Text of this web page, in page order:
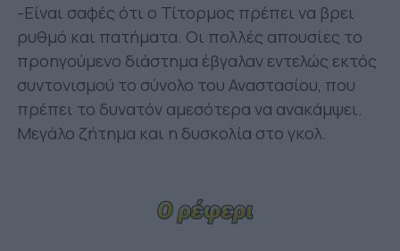
-Είναι σαφές ότι ο Τίτορμος πρέπει να βρει
ρυθμό και πατήματα. Οι πολλές απουσίες το
προηγούμενο διάστημα έβγαλαν εντελώς εκτός
συντονισμού το σύνολο του Αναστασίου, που
πρέπει το δυνατόν αμεσότερα να ανακάμψει.
Μεγάλο ζήτημα και η δυσκολία στο γκολ.